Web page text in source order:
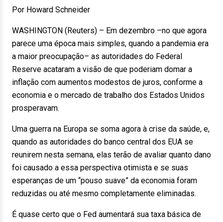
Por Howard Schneider
WASHINGTON (Reuters) – Em dezembro –no que agora
parece uma época mais simples, quando a pandemia era
a maior preocupação– as autoridades do Federal
Reserve acataram a visão de que poderiam domar a
inflação com aumentos modestos de juros, conforme a
economia e o mercado de trabalho dos Estados Unidos
prosperavam.
Uma guerra na Europa se soma agora à crise da saúde, e,
quando as autoridades do banco central dos EUA se
reunirem nesta semana, elas terão de avaliar quanto dano
foi causado a essa perspectiva otimista e se suas
esperanças de um “pouso suave” da economia foram
reduzidas ou até mesmo completamente eliminadas.
É quase certo que o Fed aumentará sua taxa básica de